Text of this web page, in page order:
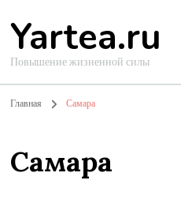
Yartea.ru
Повышение жизненной силы
Главная Самара
Самара